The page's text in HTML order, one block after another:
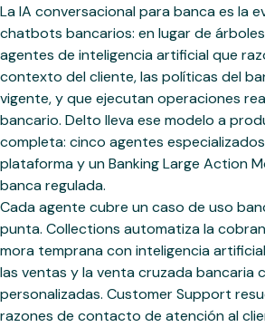
La IA conversacional para banca es la
chatbots bancarios: en lugar de
agentes de inteligencia artificial que
contexto del cliente, las políticas del
vigente, y que ejecutan operaciones
bancario. Delto lleva ese modelo a
completa: cinco agentes
plataforma y un Banking Large Action
banca regulada.
Cada agente cubre un caso de uso
punta. Collections automatiza la
mora temprana con inteligencia
las ventas y la venta cruzada bancaria
personalizadas. Customer Support
razones de contacto de atención al